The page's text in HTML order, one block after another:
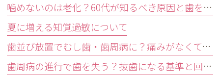
噛めないのは老化？60代が知るべき原因と歯を残す精密治療
夏に増える知覚過敏について
歯並び放置でむし歯・歯周病に？痛みがなくても受診すべきサイン
歯周病の進行で歯を失う？抜歯になる基準と回避する3つの予防法